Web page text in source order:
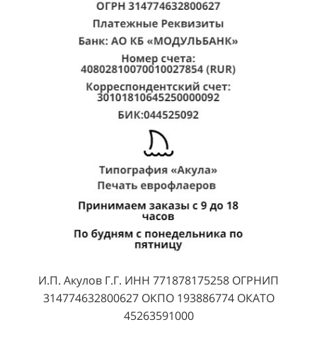
И.П. Акулов Г.Г. ИНН 771878175258 ОГРНИП
314774632800627 ОКПО 193886774 ОКАТО
45263591000